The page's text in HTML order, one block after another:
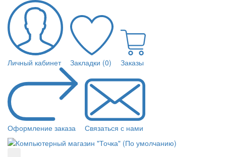
Личный кабинет Закладки (0) Заказы
Оформление заказа Связаться с нами